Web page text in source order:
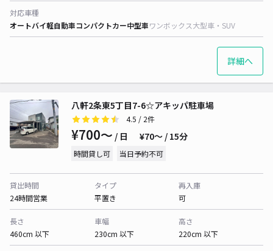
対応車種
オートバイ軽自動車コンパクトカー中型車ワンボックス大型車・SUV
詳細へ
八軒2条東5丁目7-6☆アキッパ駐車場
4.5 / 2件
¥700〜 / 日 ¥70〜 / 15分
時間貸し可 当日予約不可
貸出時間
24時間営業
タイプ
平置き
再入庫
可
長さ
460cm 以下
車幅
230cm 以下
高さ
220cm 以下